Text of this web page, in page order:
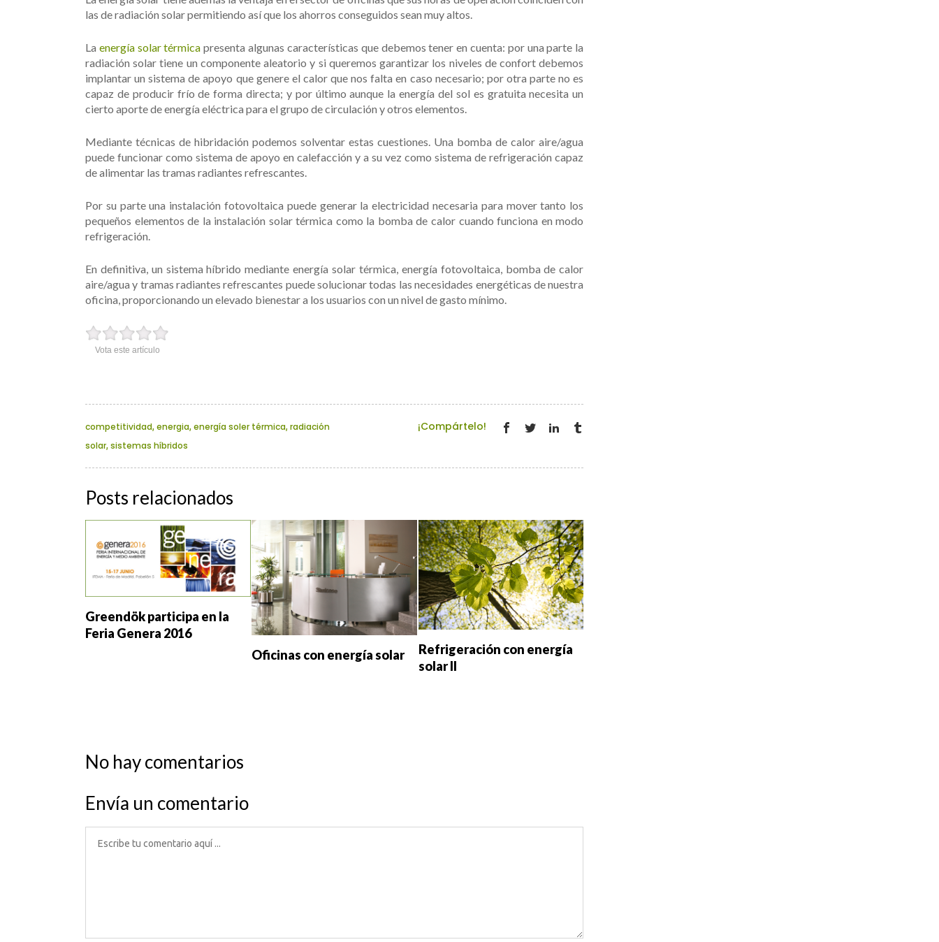
las de radiación solar permitiendo así que los ahorros conseguidos sean muy altos.
La energía solar térmica presenta algunas características que debemos tener en cuenta: por una parte la
radiación solar tiene un componente aleatorio y si queremos garantizar los niveles de confort debemos
implantar un sistema de apoyo que genere el calor que nos falta en caso necesario; por otra parte no es
capaz de producir frío de forma directa; y por último aunque la energía del sol es gratuita necesita un
cierto aporte de energía eléctrica para el grupo de circulación y otros elementos.
Mediante técnicas de hibridación podemos solventar estas cuestiones. Una bomba de calor aire/agua
puede funcionar como sistema de apoyo en calefacción y a su vez como sistema de refrigeración capaz
de alimentar las tramas radiantes refrescantes.
Por su parte una instalación fotovoltaica puede generar la electricidad necesaria para mover tanto los
pequeños elementos de la instalación solar térmica como la bomba de calor cuando funciona en modo
refrigeración.
En definitiva, un sistema híbrido mediante energía solar térmica, energía fotovoltaica, bomba de calor
aire/agua y tramas radiantes refrescantes puede solucionar todas las necesidades energéticas de nuestra
oficina, proporcionando un elevado bienestar a los usuarios con un nivel de gasto mínimo.
Vota este artículo
competitividad, energia, energía soler térmica, radiación
solar, sistemas híbridos
¡Compártelo!
Posts relacionados
Greendök participa en la
Feria Genera 2016
Oficinas con energía solar
Refrigeración con energía
solar II
No hay comentarios
Envía un comentario